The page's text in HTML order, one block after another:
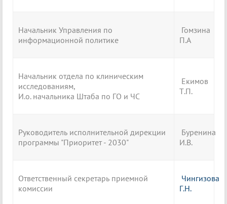
Начальник Управления по
информационной политике
Гомзина
П.А
Начальник отдела по клиническим
исследованиям,
И.о. начальника Штаба по ГО и ЧС
Екимов
Т.П.
Руководитель исполнительной дирекции
программы "Приоритет - 2030"
Буренина
И.В.
Ответственный секретарь приемной
комиссии
Чингизова
Г.Н.